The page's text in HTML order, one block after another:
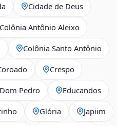
Cidade de Deus
Colônia Antônio Aleixo
Colônia Santo Antônio
Crespo
Dom Pedro Educandos
Glória Japiim